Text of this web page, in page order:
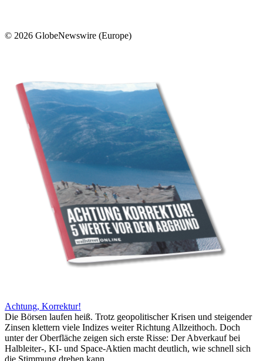
© 2026 GlobeNewswire (Europe)
Achtung, Korrektur!
Die Börsen laufen heiß. Trotz geopolitischer Krisen und steigender
Zinsen klettern viele Indizes weiter Richtung Allzeithoch. Doch
unter der Oberfläche zeigen sich erste Risse: Der Abverkauf bei
Halbleiter-, KI- und Space-Aktien macht deutlich, wie schnell sich
die Stimmung drehen kann.